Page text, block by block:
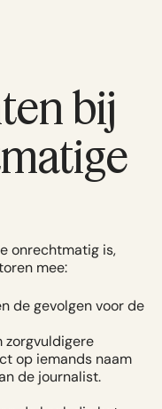
bij
onrechtmatig is,
mee:
de gevolgen voor de
zorgvuldigere
op iemands naam
de journalist.